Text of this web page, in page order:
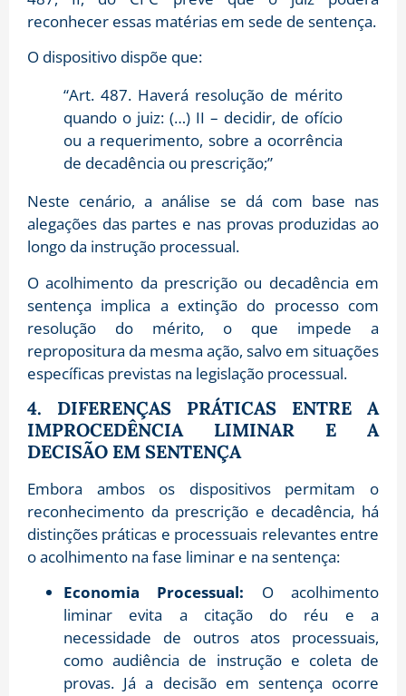
reconhecer essas matérias em sede de sentença.
O dispositivo dispõe que:
“Art. 487. Haverá resolução de mérito
quando o juiz: (…) II – decidir, de ofício
ou a requerimento, sobre a ocorrência
de decadência ou prescrição;”
Neste cenário, a análise se dá com base nas
alegações das partes e nas provas produzidas ao
longo da instrução processual.
O acolhimento da prescrição ou decadência em
sentença implica a extinção do processo com
resolução do mérito, o que impede a
repropositura da mesma ação, salvo em situações
específicas previstas na legislação processual.
4. DIFERENÇAS PRÁTICAS ENTRE A
IMPROCEDÊNCIA LIMINAR E A
DECISÃO EM SENTENÇA
Embora ambos os dispositivos permitam o
reconhecimento da prescrição e decadência, há
distinções práticas e processuais relevantes entre
o acolhimento na fase liminar e na sentença:
Economia Processual: O acolhimento
liminar evita a citação do réu e a
necessidade de outros atos processuais,
como audiência de instrução e coleta de
provas. Já a decisão em sentença ocorre